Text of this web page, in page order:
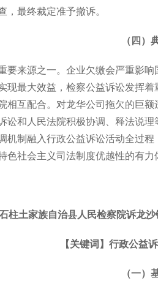
，最终裁定准予撤诉。
（四）
要来源之一。企业欠缴会严重影
现最大效益，检察公益诉讼发挥
相互配合。对龙华公司拖欠的巨
讼和人民法院积极协调、释法说
机制融入行政公益诉讼活动全过
色社会主义司法制度优越性的有力
柱土家族自治县人民检察院诉龙
【关键词】行政公益
（一）